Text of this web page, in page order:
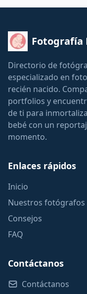
Fotografía
Directorio de
especializado en
recién nacido.
portfolios y
de ti para
bebé con un
momento.
Enlaces rápidos
Inicio
Nuestros fotógrafos
Consejos
FAQ
Contáctanos
Contáctanos